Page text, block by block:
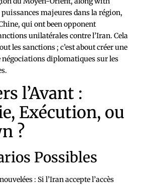
majeures dans la région,
qui ont been opponent
unilatérales contre l’Iran. Cela
les sanctions ; c’est about créer une
négociations diplomatiques sur les
l’Avant :
Exécution, ou
?
Possibles
: Si l’Iran accepte l’accès